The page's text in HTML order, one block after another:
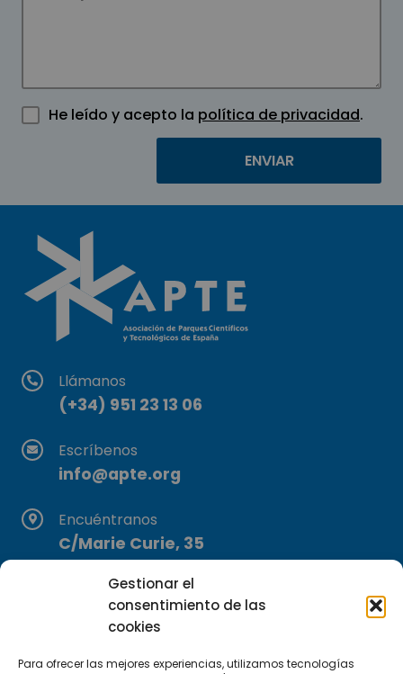
Gestionar el
consentimiento de las
cookies
Para ofrecer las mejores experiencias, utilizamos tecnologías
He leído y acepto la política de privacidad.
Llámanos
(+34) 951 23 13 06
Escríbenos
info@apte.org
Encuéntranos
C/Marie Curie, 35